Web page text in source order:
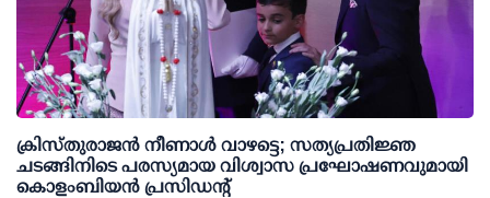
ക്രിസ്തുരാജൻ നീണാൾ വാഴട്ടെ; സത്യപ്രതിജ്ഞ
ചടങ്ങിനിടെ പരസ്യമായ വിശ്വാസ പ്രഘോഷണവുമായി
കൊളംബിയൻ പ്രസിഡന്റ്